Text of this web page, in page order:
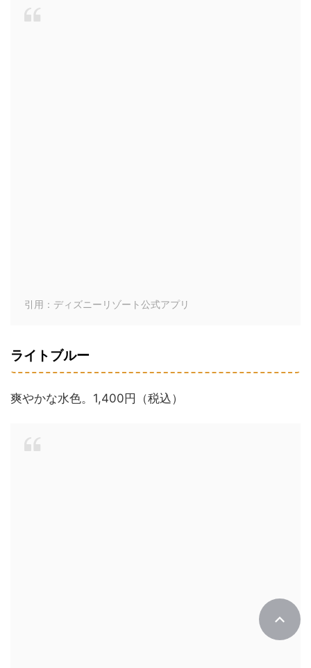
引用：ディズニーリゾート公式アプリ
ライトブルー
爽やかな水色。1,400円（税込）